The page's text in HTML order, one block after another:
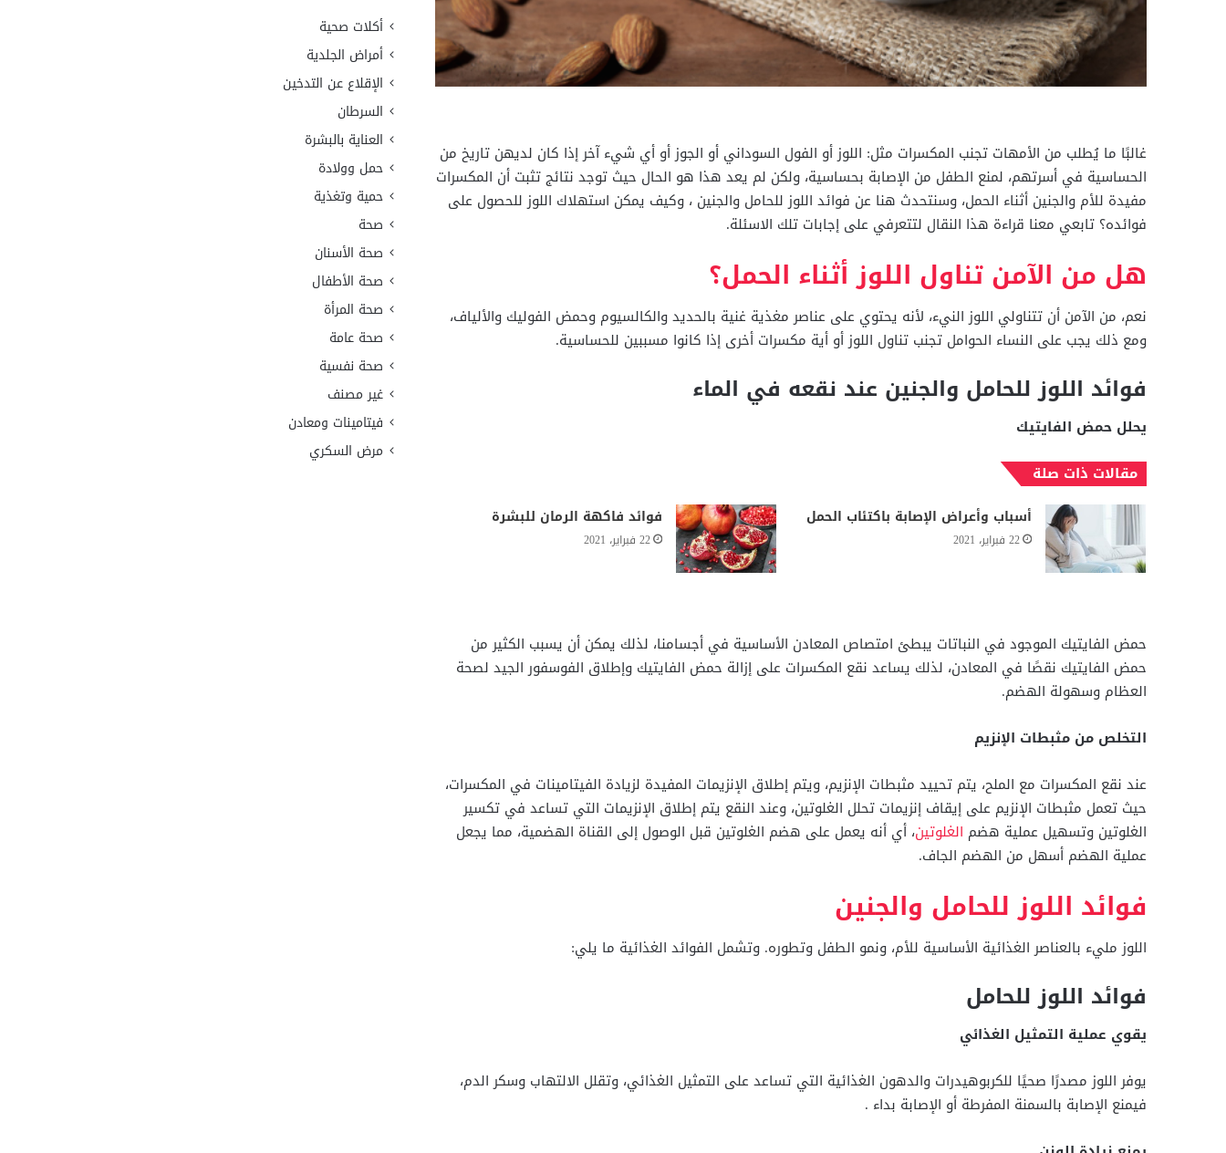
غالبًا ما يُطلب من الأمهات تجنب المكسرات مثل: اللوز أو الفول السوداني أو الجوز أو أي شيء آخر إذا كان لديهن تاريخ من
الحساسية في أسرتهم، لمنع الطفل من الإصابة بحساسية، ولكن لم يعد هذا هو الحال حيث توجد نتائج تثبت أن المكسرات
مفيدة للأم والجنين أثناء الحمل، وسنتحدث هنا عن فوائد اللوز للحامل والجنين ، وكيف يمكن استهلاك اللوز للحصول على
فوائده؟ تابعي معنا قراءة هذا النقال لتتعرفي على إجابات تلك الاسئلة.
هل من الآمن تناول اللوز أثناء الحمل؟
نعم، من الآمن أن تتناولي اللوز النيء، لأنه يحتوي على عناصر مغذية غنية بالحديد والكالسيوم وحمض الفوليك والألياف،
ومع ذلك يجب على النساء الحوامل تجنب تناول اللوز أو أية مكسرات أخرى إذا كانوا مسببين للحساسية.
فوائد اللوز للحامل والجنين عند نقعه في الماء
يحلل حمض الفايتيك
مقالات ذات صلة
أسباب وأعراض الإصابة باكتئاب الحمل
22 فبراير، 2021
فوائد فاكهة الرمان للبشرة
22 فبراير، 2021
حمض الفايتيك الموجود في النباتات يبطئ امتصاص المعادن الأساسية في أجسامنا، لذلك يمكن أن يسبب الكثير من
حمض الفايتيك نقصًا في المعادن، لذلك يساعد نقع المكسرات على إزالة حمض الفايتيك وإطلاق الفوسفور الجيد لصحة
العظام وسهولة الهضم.
التخلص من مثبطات الإنزيم
عند نقع المكسرات مع الملح، يتم تحييد مثبطات الإنزيم، ويتم إطلاق الإنزيمات المفيدة لزيادة الفيتامينات في المكسرات،
حيث تعمل مثبطات الإنزيم على إيقاف إنزيمات تحلل الغلوتين، وعند النقع يتم إطلاق الإنزيمات التي تساعد في تكسير
الغلوتين وتسهيل عملية هضم الغلوتين، أي أنه يعمل على هضم الغلوتين قبل الوصول إلى القناة الهضمية، مما يجعل
عملية الهضم أسهل من الهضم الجاف.
فوائد اللوز للحامل والجنين
اللوز مليء بالعناصر الغذائية الأساسية للأم، ونمو الطفل وتطوره. وتشمل الفوائد الغذائية ما يلي:
فوائد اللوز للحامل
يقوي عملية التمثيل الغذائي
يوفر اللوز مصدرًا صحيًا للكربوهيدرات والدهون الغذائية التي تساعد على التمثيل الغذائي، وتقلل الالتهاب وسكر الدم،
فيمنع الإصابة بالسمنة المفرطة أو الإصابة بداء .
أكلات صحية
أمراض الجلدية
الإقلاع عن التدخين
السرطان
العناية بالبشرة
حمل وولادة
حمية وتغذية
صحة
صحة الأسنان
صحة الأطفال
صحة المرأة
صحة عامة
صحة نفسية
غير مصنف
فيتامينات ومعادن
مرض السكري